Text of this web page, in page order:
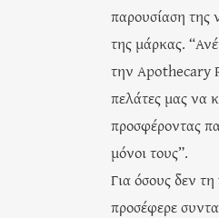
παρουσίαση της
της μάρκας.
την Apothecary
πελάτες μας να
προσφέροντας
μόνοι τους”.
Για όσους δεν
προσέφερε